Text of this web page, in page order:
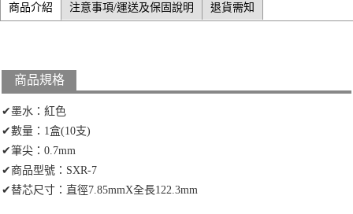
商品介紹 注意事項/運送及保固說明 退貨需知
商品規格
✔墨水：紅色
✔數量：1盒(10支)
✔筆尖：0.7mm
✔商品型號：SXR-7
✔替芯尺寸：直徑7.85mmX全長122.3mm